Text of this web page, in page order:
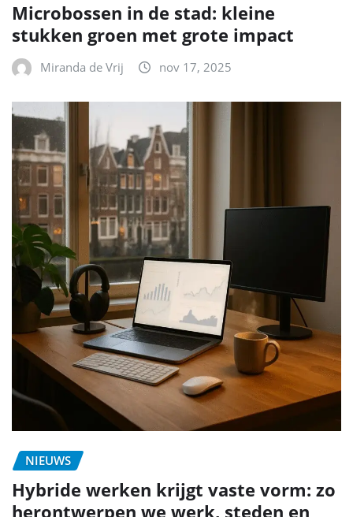
Microbossen in de stad: kleine
stukken groen met grote impact
Miranda de Vrij nov 17, 2025
NIEUWS
Hybride werken krijgt vaste vorm: zo
herontwerpen we werk, steden en